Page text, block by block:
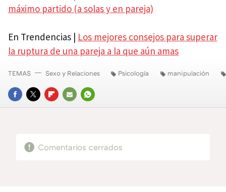
máximo partido (a solas y en pareja)
En Trendencias | Los mejores consejos para superar
la ruptura de una pareja a la que aún amas
FACEBOOK
TWITTERFLIPBOARD
E-
WHATSAPP
TEMAS Sexo y Relaciones Psicología manipulación
Comentarios cerrados